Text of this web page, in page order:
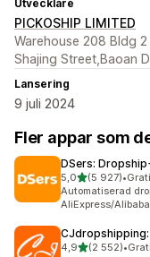
Utvecklare
PICKOSHIP LIMITED
Warehouse 208 Bldg
Shajing Street,Baoan
Lansering
9 juli 2024
Fler appar som
DSers:
5,0av 5 stjärnor
(5 927)
5927 recensioner
•
Automatiserad
AliExpress/
4,9av 5 stjärnor
(2 552)
2552 recensioner
•